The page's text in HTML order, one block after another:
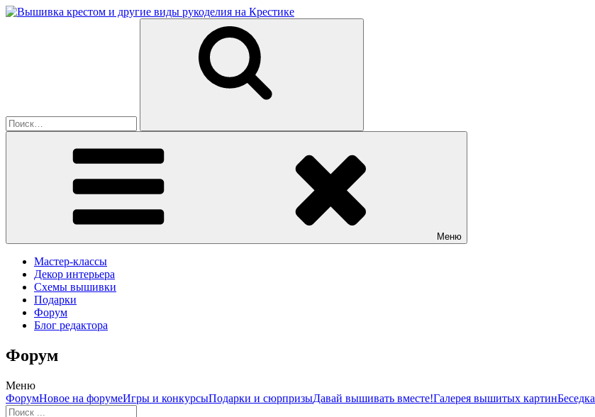
Перейти
Меню
Мастер-классы
Декор интерьера
Схемы вышивки
Подарки
Форум
Блог редактора
Форум
Меню
Навигация
Форума
ФорумНовое на форумеИгры и конкурсыПодарки и сюрпризыДавай вышивать вместе!Галерея вышитых картинБеседка